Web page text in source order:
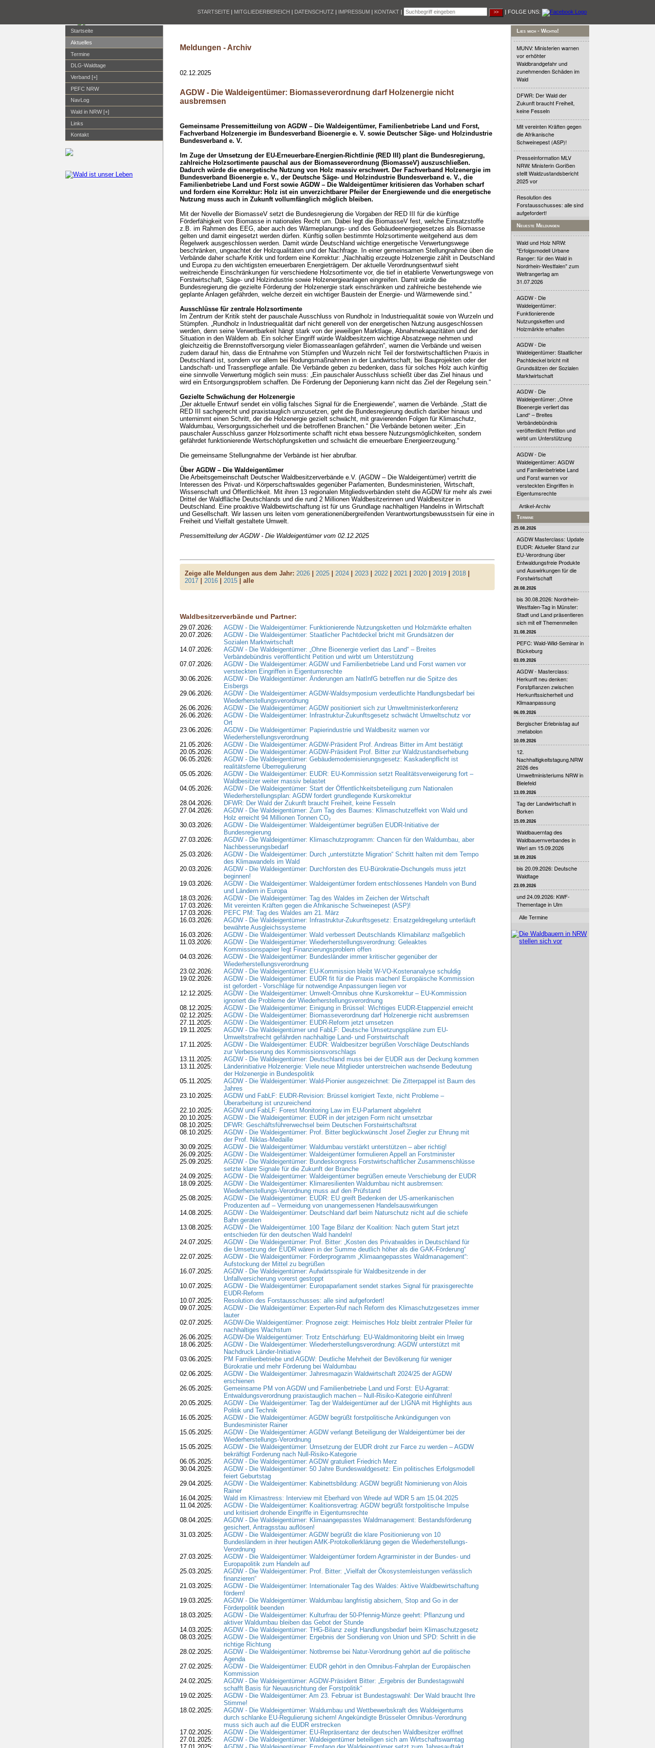
STARTSEITE | MITGLIEDERBEREICH | DATENSCHUTZ | IMPRESSUM | KONTAKT | | FOLGE UNS:
Startseite
Aktuelles
Termine
DLG-Waldtage
Verband [+]
PEFC NRW
NavLog
Wald in NRW [+]
Links
Kontakt
Meldungen - Archiv
02.12.2025
AGDW - Die Waldeigentümer: Biomasseverordnung darf Holzenergie nicht
ausbremsen
Gemeinsame Pressemitteilung von AGDW – Die Waldeigentümer, Familienbetriebe Land und Forst,
Fachverband Holzenergie im Bundesverband Bioenergie e. V. sowie Deutscher Säge- und Holzindustrie
Bundesverband e. V.
Im Zuge der Umsetzung der EU-Erneuerbare-Energien-Richtlinie (RED III) plant die Bundesregierung,
zahlreiche Holzsortimente pauschal aus der Biomasseverordnung (BiomasseV) auszuschließen.
Dadurch würde die energetische Nutzung von Holz massiv erschwert. Der Fachverband Holzenergie im
Bundesverband Bioenergie e. V., der Deutsche Säge- und Holzindustrie Bundesverband e. V., die
Familienbetriebe Land und Forst sowie AGDW – Die Waldeigentümer kritisieren das Vorhaben scharf
und fordern eine Korrektur: Holz ist ein unverzichtbarer Pfeiler der Energiewende und die energetische
Nutzung muss auch in Zukunft vollumfänglich möglich bleiben.
Mit der Novelle der BiomasseV setzt die Bundesregierung die Vorgaben der RED III für die künftige
Förderfähigkeit von Biomasse in nationales Recht um. Dabei legt die BiomasseV fest, welche Einsatzstoffe
z.B. im Rahmen des EEG, aber auch des Wärmeplanungs- und des Gebäudeenergiegesetzes als Biomasse
gelten und damit eingesetzt werden dürfen. Künftig sollen bestimmte Holzsortimente weitgehend aus dem
Regelwerk ausgeschlossen werden. Damit würde Deutschland wichtige energetische Verwertungswege
beschränken, ungeachtet der Holzqualitäten und der Nachfrage. In einer gemeinsamen Stellungnahme üben die
Verbände daher scharfe Kritik und fordern eine Korrektur: „Nachhaltig erzeugte Holzenergie zählt in Deutschland
und Europa zu den wichtigsten erneuerbaren Energieträgern. Der aktuelle Verordnungsentwurf sieht
weitreichende Einschränkungen für verschiedene Holzsortimente vor, die tief in etablierte Verwertungswege von
Forstwirtschaft, Säge- und Holzindustrie sowie Holzenergieanlagen eingreifen. Damit würde die
Bundesregierung die gezielte Förderung der Holzenergie stark einschränken und zahlreiche bestehende wie
geplante Anlagen gefährden, welche derzeit ein wichtiger Baustein der Energie- und Wärmewende sind.“
Ausschlüsse für zentrale Holzsortimente
Im Zentrum der Kritik steht der pauschale Ausschluss von Rundholz in Industriequalität sowie von Wurzeln und
Stümpfen. „Rundholz in Industriequalität darf nicht generell von der energetischen Nutzung ausgeschlossen
werden, denn seine Verwertbarkeit hängt stark von der jeweiligen Marktlage, Abnahmekapazitäten und der
Situation in den Wäldern ab. Ein solcher Eingriff würde Waldbesitzern wichtige Absatzwege nehmen und
gleichzeitig die Brennstoffversorgung vieler Biomasseanlagen gefährden“, warnen die Verbände und weisen
zudem darauf hin, dass die Entnahme von Stümpfen und Wurzeln nicht Teil der forstwirtschaftlichen Praxis in
Deutschland ist, sondern vor allem bei Rodungsmaßnahmen in der Landwirtschaft, bei Bauprojekten oder der
Landschaft- und Trassenpflege anfalle. Die Verbände geben zu bedenken, dass für solches Holz auch künftig
eine sinnvolle Verwertung möglich sein muss: „Ein pauschaler Ausschluss schießt über das Ziel hinaus und
wird ein Entsorgungsproblem schaffen. Die Förderung der Deponierung kann nicht das Ziel der Regelung sein.“
Gezielte Schwächung der Holzenergie
„Der aktuelle Entwurf sendet ein völlig falsches Signal für die Energiewende“, warnen die Verbände. „Statt die
RED III sachgerecht und praxistauglich umzusetzen, geht die Bundesregierung deutlich darüber hinaus und
unternimmt einen Schritt, der die Holzenergie gezielt schwächt, mit gravierenden Folgen für Klimaschutz,
Waldumbau, Versorgungssicherheit und die betroffenen Branchen.“ Die Verbände betonen weiter: „Ein
pauschaler Ausschluss ganzer Holzsortimente schafft nicht etwa bessere Nutzungsmöglichkeiten, sondern
gefährdet funktionierende Wertschöpfungsketten und schwächt die erneuerbare Energieerzeugung.“
Die gemeinsame Stellungnahme der Verbände ist hier abrufbar.
Über AGDW – Die Waldeigentümer
Die Arbeitsgemeinschaft Deutscher Waldbesitzerverbände e.V. (AGDW – Die Waldeigentümer) vertritt die
Interessen des Privat- und Körperschaftswaldes gegenüber Parlamenten, Bundesministerien, Wirtschaft,
Wissenschaft und Öffentlichkeit. Mit ihren 13 regionalen Mitgliedsverbänden steht die AGDW für mehr als zwei
Drittel der Waldfläche Deutschlands und die rund 2 Millionen Waldbesitzerinnen und Waldbesitzer in
Deutschland. Eine proaktive Waldbewirtschaftung ist für uns Grundlage nachhaltigen Handelns in Wirtschaft
und Gesellschaft. Wir lassen uns leiten vom generationenübergreifenden Verantwortungsbewusstsein für eine in
Freiheit und Vielfalt gestaltete Umwelt.
Pressemitteilung der AGDW - Die Waldeigentümer vom 02.12.2025
Zeige alle Meldungen aus dem Jahr: 2026| 2025| 2024| 2023| 2022| 2021| 2020| 2019| 2018|
2017| 2016| 2015| alle
Waldbesitzerverbände und Partner:
29.07.2026:
AGDW - Die Waldeigentümer: Funktionierende Nutzungsketten und Holzmärkte erhalten
20.07.2026:
AGDW - Die Waldeigentümer: Staatlicher Pachtdeckel bricht mit Grundsätzen der
Sozialen Marktwirtschaft
14.07.2026:
AGDW - Die Waldeigentümer: „Ohne Bioenergie verliert das Land“ – Breites
Verbändebündnis veröffentlicht Petition und wirbt um Unterstützung
07.07.2026:
AGDW - Die Waldeigentümer: AGDW und Familienbetriebe Land und Forst warnen vor
versteckten Eingriffen in Eigentumsrechte
30.06.2026:
AGDW - Die Waldeigentümer: Änderungen am NatInfG betreffen nur die Spitze des
Eisbergs
29.06.2026:
AGDW - Die Waldeigentümer: AGDW-Waldsymposium verdeutlichte Handlungsbedarf bei
Wiederherstellungsverordnung
26.06.2026:
AGDW - Die Waldeigentümer: AGDW positioniert sich zur Umweltministerkonferenz
26.06.2026:
AGDW - Die Waldeigentümer: Infrastruktur-Zukunftsgesetz schwächt Umweltschutz vor
Ort
23.06.2026:
AGDW - Die Waldeigentümer: Papierindustrie und Waldbesitz warnen vor
Wiederherstellungsverordnung
21.05.2026:
AGDW - Die Waldeigentümer: AGDW-Präsident Prof. Andreas Bitter im Amt bestätigt
20.05.2026:
AGDW - Die Waldeigentümer: AGDW-Präsident Prof. Bitter zur Waldzustandserhebung
06.05.2026:
AGDW - Die Waldeigentümer: Gebäudemodernisierungsgesetz: Kaskadenpflicht ist
realitätsferne Überregulierung
05.05.2026:
AGDW - Die Waldeigentümer: EUDR: EU-Kommission setzt Realitätsverweigerung fort –
Waldbesitzer weiter massiv belastet
04.05.2026:
AGDW - Die Waldeigentümer: Start der Öffentlichkeitsbeteiligung zum Nationalen
Wiederherstellungsplan: AGDW fordert grundlegende Kurskorrektur
28.04.2026:
DFWR: Der Wald der Zukunft braucht Freiheit, keine Fesseln
27.04.2026:
AGDW - Die Waldeigentümer: Zum Tag des Baumes: Klimaschutzeffekt von Wald und
Holz erreicht 94 Millionen Tonnen CO₂
30.03.2026:
AGDW - Die Waldeigentümer: Waldeigentümer begrüßen EUDR-Initiative der
Bundesregierung
27.03.2026:
AGDW - Die Waldeigentümer: Klimaschutzprogramm: Chancen für den Waldumbau, aber
Nachbesserungsbedarf
25.03.2026:
AGDW - Die Waldeigentümer: Durch „unterstützte Migration“ Schritt halten mit dem Tempo
des Klimawandels im Wald
20.03.2026:
AGDW - Die Waldeigentümer: Durchforsten des EU-Bürokratie-Dschungels muss jetzt
beginnen!
19.03.2026:
AGDW - Die Waldeigentümer: Waldeigentümer fordern entschlossenes Handeln von Bund
und Ländern in Europa
18.03.2026:
AGDW - Die Waldeigentümer: Tag des Waldes im Zeichen der Wirtschaft
17.03.2026:
Mit vereinten Kräften gegen die Afrikanische Schweinepest (ASP)!
17.03.2026:
PEFC PM: Tag des Waldes am 21. März
16.03.2026:
AGDW - Die Waldeigentümer: Infrastruktur-Zukunftsgesetz: Ersatzgeldregelung unterläuft
bewährte Ausgleichssysteme
16.03.2026:
AGDW - Die Waldeigentümer: Wald verbessert Deutschlands Klimabilanz maßgeblich
11.03.2026:
AGDW - Die Waldeigentümer: Wiederherstellungsverordnung: Geleaktes
Kommissionspapier legt Finanzierungsproblem offen
04.03.2026:
AGDW - Die Waldeigentümer: Bundesländer immer kritischer gegenüber der
Wiederherstellungsverordnung
23.02.2026:
AGDW - Die Waldeigentümer: EU-Kommission bleibt W-VO-Kostenanalyse schuldig
19.02.2026:
AGDW - Die Waldeigentümer: EUDR fit für die Praxis machen! Europäische Kommission
ist gefordert - Vorschläge für notwendige Anpassungen liegen vor
12.12.2025:
AGDW - Die Waldeigentümer: Umwelt-Omnibus ohne Kurskorrektur – EU-Kommission
ignoriert die Probleme der Wiederherstellungsverordnung
08.12.2025:
AGDW - Die Waldeigentümer: Einigung in Brüssel: Wichtiges EUDR-Etappenziel erreicht
02.12.2025:
AGDW - Die Waldeigentümer: Biomasseverordnung darf Holzenergie nicht ausbremsen
27.11.2025:
AGDW - Die Waldeigentümer: EUDR-Reform jetzt umsetzen
19.11.2025:
AGDW - Die Waldeigentümer und FabLF: Deutsche Umsetzungspläne zum EU-
Umweltstrafrecht gefährden nachhaltige Land- und Forstwirtschaft
17.11.2025:
AGDW - Die Waldeigentümer: EUDR: Waldbesitzer begrüßen Vorschläge Deutschlands
zur Verbesserung des Kommissionsvorschlags
13.11.2025:
AGDW - Die Waldeigentümer: Deutschland muss bei der EUDR aus der Deckung kommen
13.11.2025:
Länderinitiative Holzenergie: Viele neue Mitglieder unterstreichen wachsende Bedeutung
der Holzenergie in Bundespolitik
05.11.2025:
AGDW - Die Waldeigentümer: Wald-Pionier ausgezeichnet: Die Zitterpappel ist Baum des
Jahres
23.10.2025:
AGDW und FabLF: EUDR-Revision: Brüssel korrigiert Texte, nicht Probleme –
Überarbeitung ist unzureichend
22.10.2025:
AGDW und FabLF: Forest Monitoring Law im EU-Parlament abgelehnt
20.10.2025:
AGDW - Die Waldeigentümer: EUDR in der jetzigen Form nicht umsetzbar
08.10.2025:
DFWR: Geschäftsführerwechsel beim Deutschen Forstwirtschaftsrat
08.10.2025:
AGDW - Die Waldeigentümer: Prof. Bitter beglückwünscht Josef Ziegler zur Ehrung mit
der Prof. Niklas-Medaille
30.09.2025:
AGDW - Die Waldeigentümer: Waldumbau verstärkt unterstützen – aber richtig!
26.09.2025:
AGDW - Die Waldeigentümer: Waldeigentümer formulieren Appell an Forstminister
25.09.2025:
AGDW - Die Waldeigentümer: Bundeskongress Forstwirtschaftlicher Zusammenschlüsse
setzte klare Signale für die Zukunft der Branche
24.09.2025:
AGDW - Die Waldeigentümer: Waldeigentümer begrüßen erneute Verschiebung der EUDR
18.09.2025:
AGDW - Die Waldeigentümer: Klimaresilienten Waldumbau nicht ausbremsen:
Wiederherstellungs-Verordnung muss auf den Prüfstand
25.08.2025:
AGDW - Die Waldeigentümer: EUDR: EU greift Bedenken der US-amerikanischen
Produzenten auf – Vermeidung von unangemessenen Handelsauswirkungen
14.08.2025:
AGDW - Die Waldeigentümer: Deutschland darf beim Naturschutz nicht auf die schiefe
Bahn geraten
13.08.2025:
AGDW - Die Waldeigentümer. 100 Tage Bilanz der Koalition: Nach gutem Start jetzt
entschieden für den deutschen Wald handeln!
24.07.2025:
AGDW - Die Waldeigentümer: Prof. Bitter: „Kosten des Privatwaldes in Deutschland für
die Umsetzung der EUDR wären in der Summe deutlich höher als die GAK-Förderung“
22.07.2025:
AGDW - Die Waldeigentümer: Förderprogramm „Klimaangepasstes Waldmanagement“:
Aufstockung der Mittel zu begrüßen
16.07.2025:
AGDW - Die Waldeigentümer: Aufwärtsspirale für Waldbesitzende in der
Unfallversicherung vorerst gestoppt
10.07.2025:
AGDW - Die Waldeigentümer: Europaparlament sendet starkes Signal für praxisgerechte
EUDR-Reform
10.07.2025:
Resolution des Forstausschusses: alle sind aufgefordert!
09.07.2025:
AGDW - Die Waldeigentümer: Experten-Ruf nach Reform des Klimaschutzgesetzes immer
lauter
02.07.2025:
AGDW-Die Waldeigentümer: Prognose zeigt: Heimisches Holz bleibt zentraler Pfeiler für
nachhaltiges Wachstum
26.06.2025:
AGDW-Die Waldeigentümer: Trotz Entschärfung: EU-Waldmonitoring bleibt ein Irrweg
18.06.2025:
AGDW - Die Waldeigentümer: Wiederherstellungsverordnung: AGDW unterstützt mit
Nachdruck Länder-Initiative
03.06.2025:
PM Familienbetriebe und AGDW: Deutliche Mehrheit der Bevölkerung für weniger
Bürokratie und mehr Förderung bei Waldumbau
02.06.2025:
AGDW - Die Waldeigentümer: Jahresmagazin Waldwirtschaft 2024/25 der AGDW
erschienen
26.05.2025:
Gemeinsame PM von AGDW und Familienbetriebe Land und Forst: EU-Agrarrat:
Entwaldungsverordnung praxistauglich machen – Null-Risiko-Kategorie einführen!
20.05.2025:
AGDW - Die Waldeigentümer: Tag der Waldeigentümer auf der LIGNA mit Highlights aus
Politik und Technik
16.05.2025:
AGDW - Die Waldeigentümer: AGDW begrüßt forstpolitische Ankündigungen von
Bundesminister Rainer
15.05.2025:
AGDW - Die Waldeigentümer: AGDW verlangt Beteiligung der Waldeigentümer bei der
Wiederherstellungs-Verordnung
15.05.2025:
AGDW - Die Waldeigentümer: Umsetzung der EUDR droht zur Farce zu werden – AGDW
bekräftigt Forderung nach Null-Risiko-Kategorie
06.05.2025:
AGDW - Die Waldeigentümer: AGDW gratuliert Friedrich Merz
30.04.2025:
AGDW - Die Waldeigentümer: 50 Jahre Bundeswaldgesetz: Ein politisches Erfolgsmodell
feiert Geburtstag
29.04.2025:
AGDW - Die Waldeigentümer: Kabinettsbildung: AGDW begrüßt Nominierung von Alois
Rainer
16.04.2025:
Wald im Klimastress: Interview mit Eberhard von Wrede auf WDR 5 am 15.04.2025
11.04.2025:
AGDW - Die Waldeigentümer: Koalitionsvertrag: AGDW begrüßt forstpolitische Impulse
und kritisiert drohende Eingriffe in Eigentumsrechte
08.04.2025:
AGDW - Die Waldeigentümer: Klimaangepasstes Waldmanagement: Bestandsförderung
gesichert, Antragsstau auflösen!
31.03.2025:
AGDW - Die Waldeigentümer: AGDW begrüßt die klare Positionierung von 10
Bundesländern in ihrer heutigen AMK-Protokollerklärung gegen die Wiederherstellungs-
Verordnung
27.03.2025:
AGDW - Die Waldeigentümer: Waldeigentümer fordern Agrarminister in der Bundes- und
Europapolitik zum Handeln auf
25.03.2025:
AGDW - Die Waldeigentümer: Prof. Bitter: „Vielfalt der Ökosystemleistungen verlässlich
finanzieren“
21.03.2025:
AGDW - Die Waldeigentümer: Internationaler Tag des Waldes: Aktive Waldbewirtschaftung
fördern!
19.03.2025:
AGDW - Die Waldeigentümer: Waldumbau langfristig absichern, Stop and Go in der
Förderpolitik beenden
18.03.2025:
AGDW - Die Waldeigentümer: Kulturfrau der 50-Pfennig-Münze geehrt: Pflanzung und
aktiver Waldumbau bleiben das Gebot der Stunde
14.03.2025:
AGDW - Die Waldeigentümer: THG-Bilanz zeigt Handlungsbedarf beim Klimaschutzgesetz
08.03.2025:
AGDW - Die Waldeigentümer: Ergebnis der Sondierung von Union und SPD: Schritt in die
richtige Richtung
28.02.2025:
AGDW - Die Waldeigentümer: Notbremse bei Natur-Verordnung gehört auf die politische
Agenda
27.02.2025:
AGDW - Die Waldeigentümer: EUDR gehört in den Omnibus-Fahrplan der Europäischen
Kommission
24.02.2025:
AGDW - Die Waldeigentümer: AGDW-Präsident Bitter: „Ergebnis der Bundestagswahl
schafft Basis für Neuausrichtung der Forstpolitik“
19.02.2025:
AGDW - Die Waldeigentümer: Am 23. Februar ist Bundestagswahl: Der Wald braucht Ihre
Stimme!
18.02.2025:
AGDW - Die Waldeigentümer: Waldumbau und Wettbewerbskraft des Waldeigentums
durch schlanke EU-Regulierung sichern! Angekündigte Brüsseler Omnibus-Verordnung
muss sich auch auf die EUDR erstrecken
17.02.2025:
AGDW - Die Waldeigentümer: EU-Repräsentanz der deutschen Waldbesitzer eröffnet
27.01.2025:
AGDW - Die Waldeigentümer: Waldeigentümer beteiligen sich am Wirtschaftswarntag
Lies mich - Wichtig!
MUNV: Ministerien warnen
vor erhöhter
Waldbrandgefahr und
zunehmenden Schäden im
Wald
DFWR: Der Wald der
Zukunft braucht Freiheit,
keine Fesseln
Mit vereinten Kräften gegen
die Afrikanische
Schweinepest (ASP)!
Presseinformation MLV
NRW: Ministerin Gorißen
stellt Waldzustandsbericht
2025 vor
Resolution des
Forstausschusses: alle sind
aufgefordert!
Neueste Meldungen
Wald und Holz NRW:
"Erfolgsmodell Urbane
Ranger: für den Wald in
Nordrhein-Westfalen" zum
Weltrangertag am
31.07.2026
AGDW - Die
Waldeigentümer:
Funktionierende
Nutzungsketten und
Holzmärkte erhalten
AGDW - Die
Waldeigentümer: Staatlicher
Pachtdeckel bricht mit
Grundsätzen der Sozialen
Marktwirtschaft
AGDW - Die
Waldeigentümer: „Ohne
Bioenergie verliert das
Land“ – Breites
Verbändebündnis
veröffentlicht Petition und
wirbt um Unterstützung
AGDW - Die
Waldeigentümer: AGDW
und Familienbetriebe Land
und Forst warnen vor
versteckten Eingriffen in
Eigentumsrechte
Artikel-Archiv
Termine
25.08.2026
AGDW Masterclass: Update
EUDR: Aktueller Stand zur
EU-Verordnung über
Entwaldungsfreie Produkte
und Auswirkungen für die
Forstwirtschaft
28.08.2026
bis 30.08.2026: Nordrhein-
Westfalen-Tag in Münster:
Stadt und Land präsentieren
sich mit elf Themenmeilen
31.08.2026
PEFC: Wald-Wild-Seminar in
Bückeburg
03.09.2026
AGDW - Masterclass:
Herkunft neu denken:
Forstpflanzen zwischen
Herkunftssicherheit und
Klimaanpassung
06.09.2026
Bergischer Erlebnistag auf
:metabolon
10.09.2026
12.
Nachhaltigkeitstagung.NRW
2026 des
Umweltministeriums NRW in
Bielefeld
13.09.2026
Tag der Landwirtschaft in
Borken
15.09.2026
Waldbauerntag des
Waldbauernverbandes in
Werl am 15.09.2026
18.09.2026
bis 20.09.2026: Deutsche
Waldtage
23.09.2026
und 24.09.2026: KWF-
Thementage in Ulm
Alle Termine